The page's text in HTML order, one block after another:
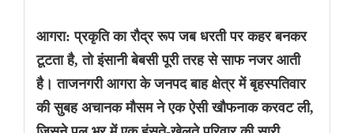
आगरा: प्रकृति का रौद्र रूप जब धरती पर कहर बनकर
टूटता है, तो इंसानी बेबसी पूरी तरह से साफ नजर आती
है। ताजनगरी आगरा के जनपद बाह क्षेत्र में बृहस्पतिवार
की सुबह अचानक मौसम ने एक ऐसी खौफनाक करवट ली,